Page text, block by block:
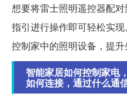
想要将雷士照明遥控器配
指引进行操作即可轻松实
控制家中的照明设备，提升
智能家居如何控制家电
如何连接，通过什么通